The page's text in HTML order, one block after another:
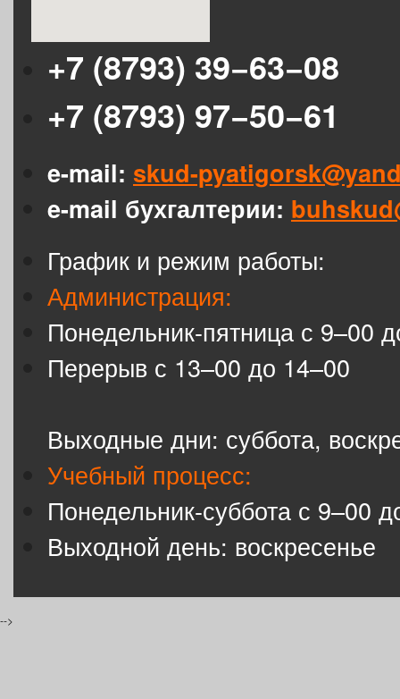
+7 (8793) 39−63−08
+7 (8793) 97−50−61
e-mail: skud-
e-mail бухгалтерии:
График и режим работы:
Администрация:
Понедельник-пятница с 9–00
Перерыв с 13–00 до 14–00
Выходные дни: суббота,
Учебный процесс:
Понедельник-суббота с 9–00
Выходной день: воскресенье
-->